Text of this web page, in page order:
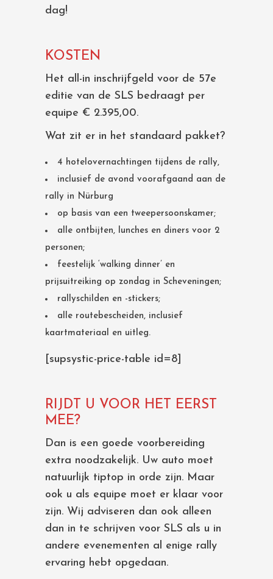
dag!
KOSTEN
Het all-in inschrijfgeld voor de 57e
editie van de SLS bedraagt per
equipe € 2.395,00.
Wat zit er in het standaard pakket?
4 hotelovernachtingen tijdens de rally,
inclusief de avond voorafgaand aan de
rally in Nürburg
op basis van een tweepersoonskamer;
alle ontbijten, lunches en diners voor 2
personen;
feestelijk ‘walking dinner’ en
prijsuitreiking op zondag in Scheveningen;
rallyschilden en -stickers;
alle routebescheiden, inclusief
kaartmateriaal en uitleg.
[supsystic-price-table id=8]
RIJDT U VOOR HET EERST
MEE?
Dan is een goede voorbereiding
extra noodzakelijk. Uw auto moet
natuurlijk tiptop in orde zijn. Maar
ook u als equipe moet er klaar voor
zijn. Wij adviseren dan ook alleen
dan in te schrijven voor SLS als u in
andere evenementen al enige rally
ervaring hebt opgedaan.